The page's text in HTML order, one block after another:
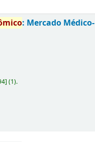
: Mercado Médico-
](1).